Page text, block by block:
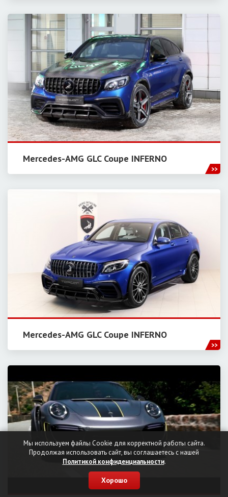
Mercedes-AMG GLC Coupe INFERNO
Mercedes-AMG GLC Coupe INFERNO
Мы используем файлы Cookie для корректной работы сайта.
Продолжая использовать сайт, вы соглашаетесь с нашей
Политикой конфиденциальности.
Хорошо